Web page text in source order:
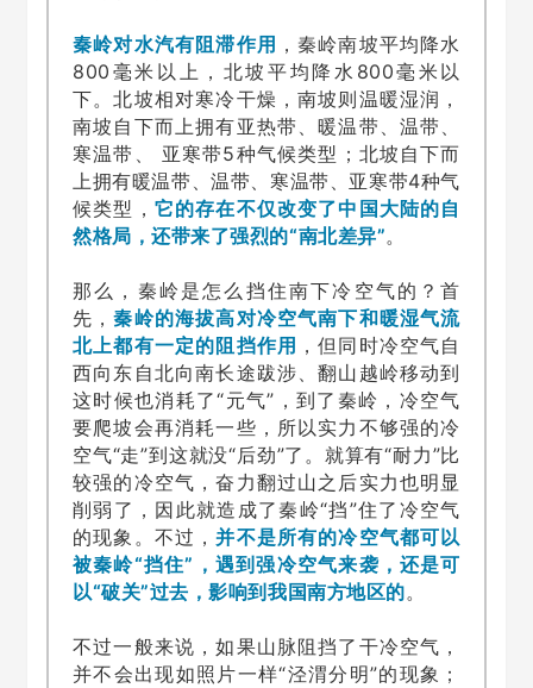
秦岭对水汽有阻滞作用 ，秦岭南坡平均降水
800毫米以上，北坡平均降水800毫米以
下。北坡相对寒冷干燥，南坡则温暖湿润，
南坡自下而上拥有亚热带、暖温带、温带、
寒温带、 亚寒带5种气候类型；北坡自下而
上拥有暖温带、温带、寒温带、亚寒带4种气
候类型， 它的存在不仅改变了中国大陆的自
然格局，还带来了强烈的“南北差异”。
那么，秦岭是怎么挡住南下冷空气的？首
先，秦岭的海拔高对冷空气南下和暖湿气流
北上都有一定的阻挡作用 ，但同时冷空气自
西向东自北向南长途跋涉、翻山越岭移动到
这时候也消耗了“元气”，到了秦岭，冷空气
要爬坡会再消耗一些，所以实力不够强的冷
空气“走”到这就没“后劲”了。就算有“耐力”比
较强的冷空气，奋力翻过山之后实力也明显
削弱了，因此就造成了秦岭“挡”住了冷空气
的现象。不过，并不是所有的冷空气都可以
被秦岭“挡住”，遇到强冷空气来袭，还是可
以“破关”过去 ，影响到我国南方地区的。
不过一般来说，如果山脉阻挡了干冷空气，
并不会出现如照片一样“泾渭分明”的现象；